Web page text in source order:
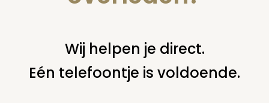
U bent hier: home nieuws & agenda nieuws
uitvaartcentrum texel verwerft keurmerk uitvaartzorg
Wij helpen je direct.
Eén telefoontje is voldoende.